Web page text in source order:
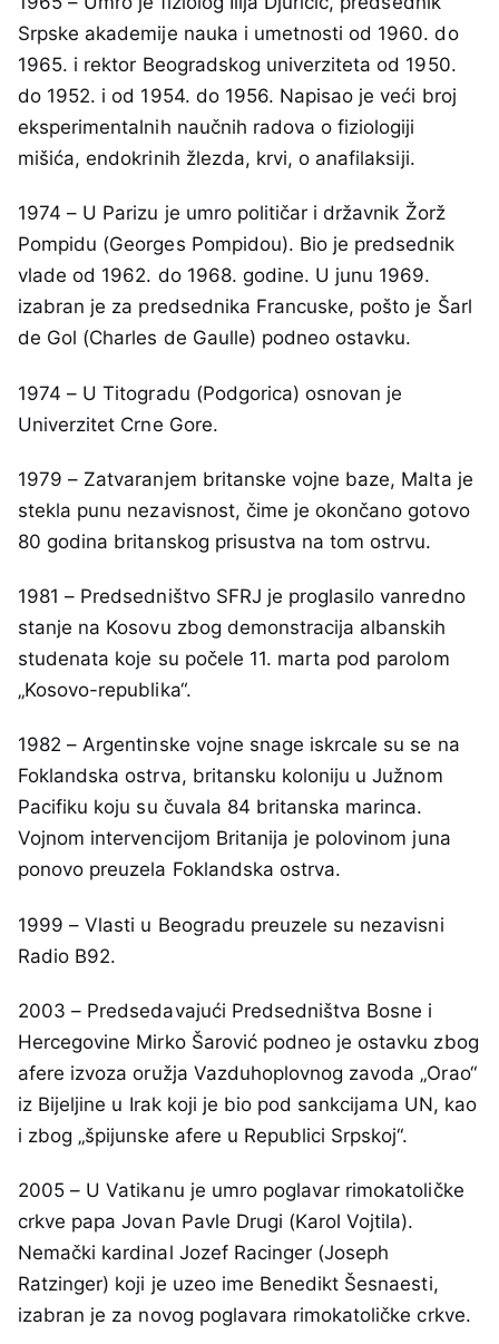
Srpske akademije nauka i umetnosti od 1960. do
1965. i rektor Beogradskog univerziteta od 1950.
do 1952. i od 1954. do 1956. Napisao je veći broj
eksperimentalnih naučnih radova o fiziologiji
mišića, endokrinih žlezda, krvi, o anafilaksiji.
1974 – U Parizu je umro političar i državnik Žorž
Pompidu (Georges Pompidou). Bio je predsednik
vlade od 1962. do 1968. godine. U junu 1969.
izabran je za predsednika Francuske, pošto je Šarl
de Gol (Charles de Gaulle) podneo ostavku.
1974 – U Titogradu (Podgorica) osnovan je
Univerzitet Crne Gore.
1979 – Zatvaranjem britanske vojne baze, Malta je
stekla punu nezavisnost, čime je okončano gotovo
80 godina britanskog prisustva na tom ostrvu.
1981 – Predsedništvo SFRJ je proglasilo vanredno
stanje na Kosovu zbog demonstracija albanskih
studenata koje su počele 11. marta pod parolom
„Kosovo-republika“.
1982 – Argentinske vojne snage iskrcale su se na
Foklandska ostrva, britansku koloniju u Južnom
Pacifiku koju su čuvala 84 britanska marinca.
Vojnom intervencijom Britanija je polovinom juna
ponovo preuzela Foklandska ostrva.
1999 – Vlasti u Beogradu preuzele su nezavisni
Radio B92.
2003 – Predsedavajući Predsedništva Bosne i
Hercegovine Mirko Šarović podneo je ostavku zbog
afere izvoza oružja Vazduhoplovnog zavoda „Orao“
iz Bijeljine u Irak koji je bio pod sankcijama UN, kao
i zbog „špijunske afere u Republici Srpskoj“.
2005 – U Vatikanu je umro poglavar rimokatoličke
crkve papa Jovan Pavle Drugi (Karol Vojtila).
Nemački kardinal Jozef Racinger (Joseph
Ratzinger) koji je uzeo ime Benedikt Šesnaesti,
izabran je za novog poglavara rimokatoličke crkve.